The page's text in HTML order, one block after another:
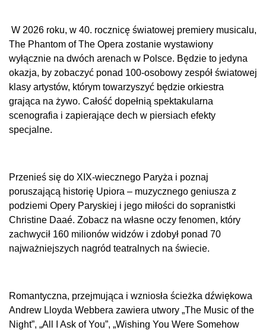
W 2026 roku, w 40. rocznicę światowej premiery musicalu,
The Phantom of The Opera zostanie wystawiony
wyłącznie na dwóch arenach w Polsce. Będzie to jedyna
okazja, by zobaczyć ponad 100-osobowy zespół światowej
klasy artystów, którym towarzyszyć będzie orkiestra
grająca na żywo. Całość dopełnią spektakularna
scenografia i zapierające dech w piersiach efekty
specjalne.
Przenieś się do XIX-wiecznego Paryża i poznaj
poruszającą historię Upiora – muzycznego geniusza z
podziemi Opery Paryskiej i jego miłości do sopranistki
Christine Daaé. Zobacz na własne oczy fenomen, który
zachwycił 160 milionów widzów i zdobył ponad 70
najważniejszych nagród teatralnych na świecie.
Romantyczna, przejmująca i wzniosła ścieżka dźwiękowa
Andrew Lloyda Webbera zawiera utwory „The Music of the
Night”, „All I Ask of You”, „Wishing You Were Somehow